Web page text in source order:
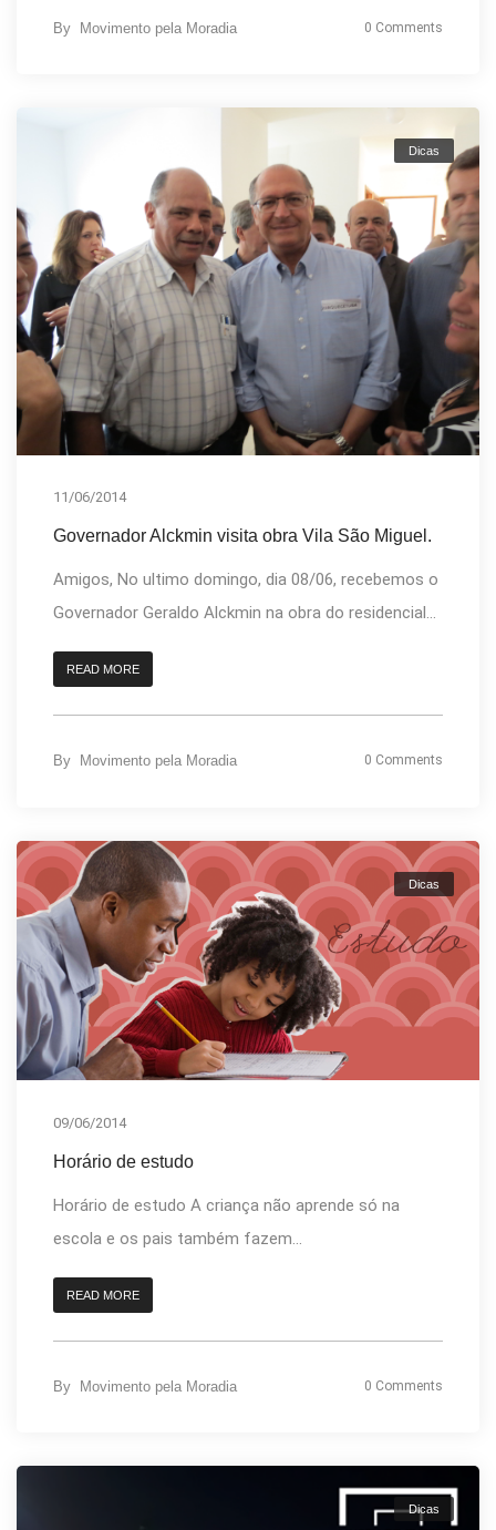
By Movimento pela Moradia 0 Comments
Dicas
11/06/2014
Governador Alckmin visita obra Vila São Miguel.
Amigos, No ultimo domingo, dia 08/06, recebemos o
Governador Geraldo Alckmin na obra do residencial...
READ MORE
By Movimento pela Moradia 0 Comments
Dicas
09/06/2014
Horário de estudo
Horário de estudo A criança não aprende só na
escola e os pais também fazem...
READ MORE
By Movimento pela Moradia 0 Comments
Dicas